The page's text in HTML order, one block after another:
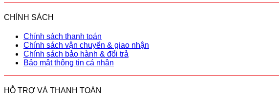
CHÍNH SÁCH
Chính sách thanh toán
Chính sách vận chuyển & giao nhận
Chính sách bảo hành & đổi trả
Bảo mật thông tin cá nhân
HỖ TRỢ VÀ THANH TOÁN